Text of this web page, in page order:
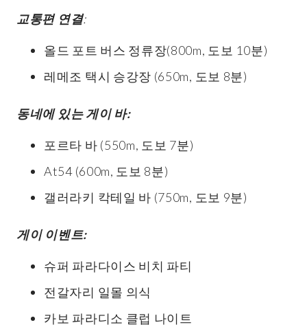
교통편 연결:
올드 포트 버스 정류장(800m, 도보 10분)
레메조 택시 승강장 (650m, 도보 8분)
동네에 있는 게이 바:
포르타 바 (550m, 도보 7분)
At54 (600m, 도보 8분)
갤러라키 칵테일 바 (750m, 도보 9분)
게이 이벤트:
슈퍼 파라다이스 비치 파티
전갈자리 일몰 의식
카보 파라디소 클럽 나이트